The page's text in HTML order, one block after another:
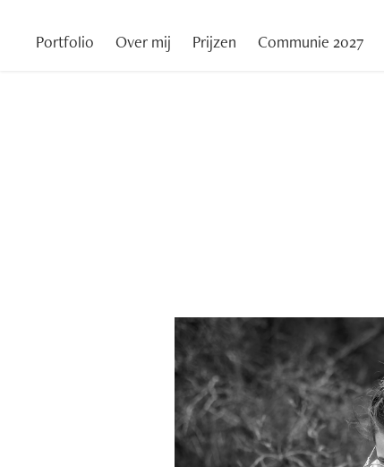
Portfolio Over mij Prijzen Communie 2027